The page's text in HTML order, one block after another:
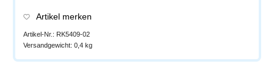
Artikel merken
Artikel-Nr.: RK5409-02
Versandgewicht: 0,4 kg